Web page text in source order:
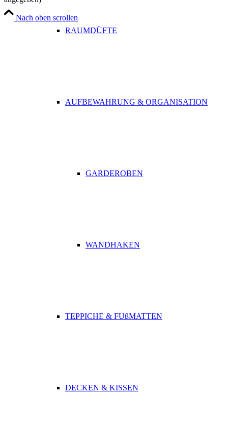
RAUMDÜFTE
AUFBEWAHRUNG & ORGANISATION
GARDEROBEN
WANDHAKEN
TEPPICHE & FUßMATTEN
DECKEN & KISSEN
Nach oben scrollen